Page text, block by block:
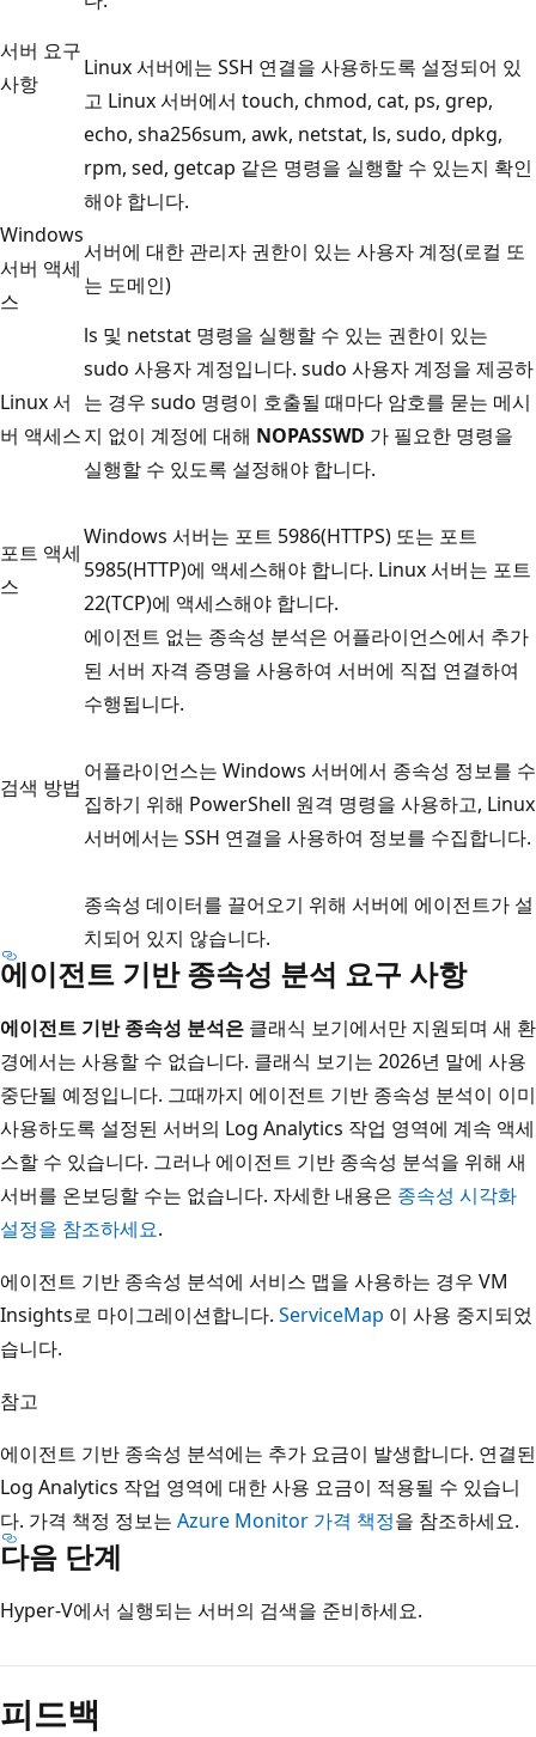
서버 요구
사항
Linux 서버에는 SSH 연결을 사용하도록 설정되어 있
고 Linux 서버에서 touch, chmod, cat, ps, grep,
echo, sha256sum, awk, netstat, ls, sudo, dpkg,
rpm, sed, getcap 같은 명령을 실행할 수 있는지 확인
해야 합니다.
Windows
서버 액세
스
서버에 대한 관리자 권한이 있는 사용자 계정(로컬 또
는 도메인)
Linux 서
버 액세스
ls 및 netstat 명령을 실행할 수 있는 권한이 있는
sudo 사용자 계정입니다. sudo 사용자 계정을 제공하
는 경우 sudo 명령이 호출될 때마다 암호를 묻는 메시
지 없이 계정에 대해 NOPASSWD 가 필요한 명령을
실행할 수 있도록 설정해야 합니다.
포트 액세
스
Windows 서버는 포트 5986(HTTPS) 또는 포트
5985(HTTP)에 액세스해야 합니다. Linux 서버는 포트
22(TCP)에 액세스해야 합니다.
검색 방법
에이전트 없는 종속성 분석은 어플라이언스에서 추가
된 서버 자격 증명을 사용하여 서버에 직접 연결하여
수행됩니다.
어플라이언스는 Windows 서버에서 종속성 정보를 수
집하기 위해 PowerShell 원격 명령을 사용하고, Linux
서버에서는 SSH 연결을 사용하여 정보를 수집합니다.
종속성 데이터를 끌어오기 위해 서버에 에이전트가 설
치되어 있지 않습니다.
에이전트 기반 종속성 분석 요구 사항
에이전트 기반 종속성 분석은 클래식 보기에서만 지원되며 새 환
경에서는 사용할 수 없습니다. 클래식 보기는 2026년 말에 사용
중단될 예정입니다. 그때까지 에이전트 기반 종속성 분석이 이미
사용하도록 설정된 서버의 Log Analytics 작업 영역에 계속 액세
스할 수 있습니다. 그러나 에이전트 기반 종속성 분석을 위해 새
서버를 온보딩할 수는 없습니다. 자세한 내용은 종속성 시각화
설정을 참조하세요.
에이전트 기반 종속성 분석에 서비스 맵을 사용하는 경우 VM
Insights로 마이그레이션합니다. ServiceMap 이 사용 중지되었
습니다.
참고
에이전트 기반 종속성 분석에는 추가 요금이 발생합니다. 연결된
Log Analytics 작업 영역에 대한 사용 요금이 적용될 수 있습니
다. 가격 책정 정보는 Azure Monitor 가격 책정을 참조하세요.
다음 단계
Hyper-V에서 실행되는 서버의 검색을 준비하세요.
피드백